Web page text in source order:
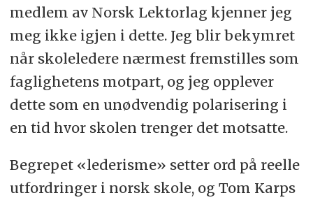
medlem av Norsk Lektorlag kjenner jeg
meg ikke igjen i dette. Jeg blir bekymret
når skoleledere nærmest fremstilles som
faglighetens motpart, og jeg opplever
dette som en unødvendig polarisering i
en tid hvor skolen trenger det motsatte.
Begrepet «lederisme» setter ord på reelle
utfordringer i norsk skole, og Tom Karps